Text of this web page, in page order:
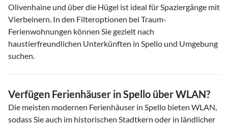
Olivenhaine und über die Hügel ist ideal für Spaziergänge mit
Vierbeinern. In den Filteroptionen bei Traum-
Ferienwohnungen können Sie gezielt nach
haustierfreundlichen Unterkünften in Spello und Umgebung
suchen.
Verfügen Ferienhäuser in Spello über WLAN?
Die meisten modernen Ferienhäuser in Spello bieten WLAN,
sodass Sie auch im historischen Stadtkern oder in ländlicher